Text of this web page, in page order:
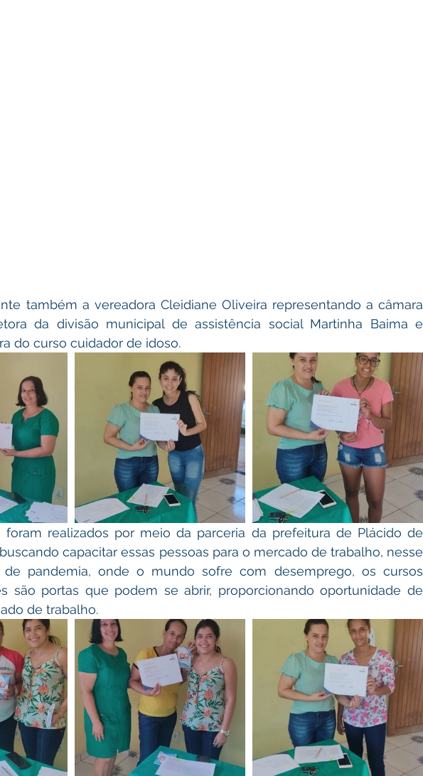
da divisão municipal de assistência social Martinha Baima e
do curso cuidador de idoso.
capacitar essas pessoas para o mercado de trabalho, nesse
pandemia, onde o mundo sofre com desemprego, os cursos
são portas que podem se abrir, proporcionando oportunidade de
de trabalho.